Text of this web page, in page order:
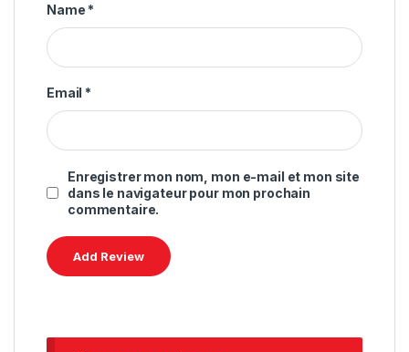
Name *
Email *
Enregistrer mon nom, mon e-mail et mon site
dans le navigateur pour mon prochain
commentaire.